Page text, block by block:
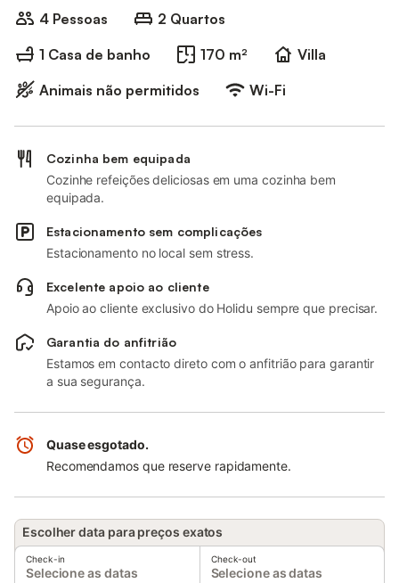
4 Pessoas
2 Quartos
1 Casa de banho
170 m²
Villa
Animais não permitidos
Wi-Fi
Cozinha bem equipada
Cozinhe refeições deliciosas em uma cozinha bem
equipada.
Estacionamento sem complicações
Estacionamento no local sem stress.
Excelente apoio ao cliente
Apoio ao cliente exclusivo do Holidu sempre que precisar.
Garantia do anfitrião
Estamos em contacto direto com o anfitrião para garantir
a sua segurança.
Quase esgotado.
Recomendamos que reserve rapidamente.
Escolher data para preços exatos
Check-in
Selecione as datas
Check-out
Selecione as datas